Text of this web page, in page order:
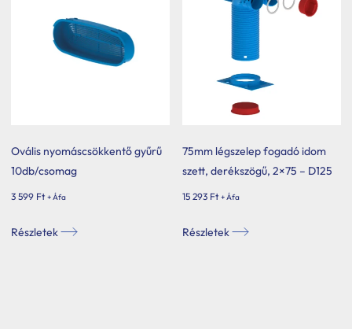
van.
A
változatok
termékoldalon
választhatók
Ovális nyomáscsökkentő gyűrű
10db/csomag
3 599 Ft + Áfa
Részletek
75mm légszelep fogadó idom
szett, derékszögű, 2×75 – D125
15 293 Ft + Áfa
Részletek